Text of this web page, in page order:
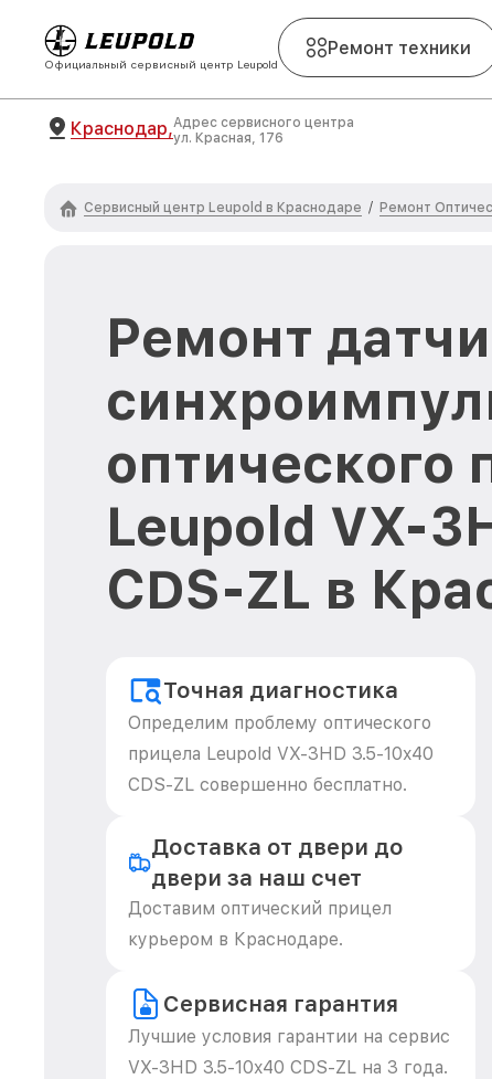
Официальный сервисный центр Leupold
Ремонт техники
Краснодар,Адрес сервисного центра
ул. Красная, 176
Сервисный центр Leupold в Краснодаре / Ремонт
Ремонт
оптического
Leupold VX-
CDS-ZL в
Точная диагностика
Определим проблему оптического
прицела Leupold VX-3HD 3.5-10x40
CDS-ZL совершенно бесплатно.
Доставка от двери до
двери за наш счет
Доставим оптический прицел
курьером в Краснодаре.
Сервисная гарантия
Лучшие условия гарантии на сервис
VX-3HD 3.5-10x40 CDS-ZL на 3 года.